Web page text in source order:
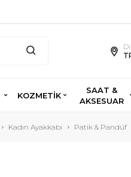
KOZMETİK
SAAT &
AKSESUAR
Kadın Ayakkabı Patik & Pandüf